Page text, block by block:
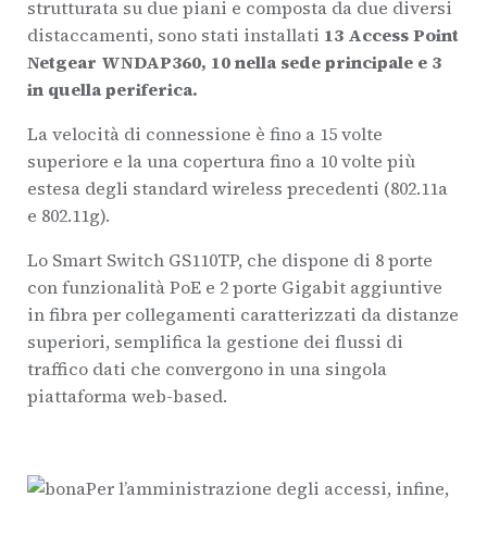
strutturata su due piani e composta da due diversi
distaccamenti, sono stati installati 13 Access Point
Netgear WNDAP360, 10 nella sede principale e 3
in quella periferica.
La velocità di connessione è fino a 15 volte
superiore e la una copertura fino a 10 volte più
estesa degli standard wireless precedenti (802.11a
e 802.11g).
Lo Smart Switch GS110TP, che dispone di 8 porte
con funzionalità PoE e 2 porte Gigabit aggiuntive
in fibra per collegamenti caratterizzati da distanze
superiori, semplifica la gestione dei flussi di
traffico dati che convergono in una singola
piattaforma web-based.
Per l’amministrazione degli accessi, infine,